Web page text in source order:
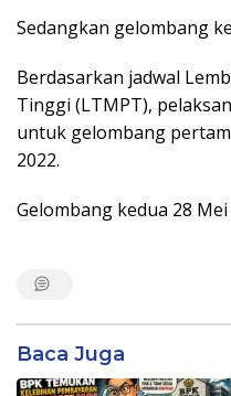
Sedangkan gelombang
Berdasarkan jadwal
Tinggi (LTMPT),
untuk gelombang
2022.
Gelombang kedua 28 Mei
Baca Juga